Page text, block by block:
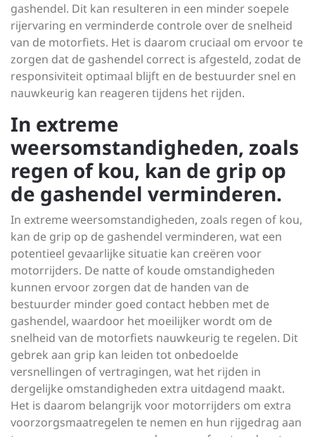
gashendel. Dit kan resulteren in een minder soepele
rijervaring en verminderde controle over de snelheid
van de motorfiets. Het is daarom cruciaal om ervoor te
zorgen dat de gashendel correct is afgesteld, zodat de
responsiviteit optimaal blijft en de bestuurder snel en
nauwkeurig kan reageren tijdens het rijden.
In extreme
weersomstandigheden, zoals
regen of kou, kan de grip op
de gashendel verminderen.
In extreme weersomstandigheden, zoals regen of kou,
kan de grip op de gashendel verminderen, wat een
potentieel gevaarlijke situatie kan creëren voor
motorrijders. De natte of koude omstandigheden
kunnen ervoor zorgen dat de handen van de
bestuurder minder goed contact hebben met de
gashendel, waardoor het moeilijker wordt om de
snelheid van de motorfiets nauwkeurig te regelen. Dit
gebrek aan grip kan leiden tot onbedoelde
versnellingen of vertragingen, wat het rijden in
dergelijke omstandigheden extra uitdagend maakt.
Het is daarom belangrijk voor motorrijders om extra
voorzorgsmaatregelen te nemen en hun rijgedrag aan